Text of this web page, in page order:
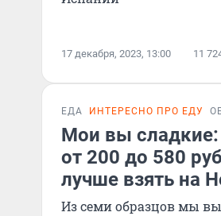
17 декабря, 2023, 13:00 11
ЕДА ИНТЕРЕСНО ПРО ЕДУ
Мои вы сладкие:
от 200 до 580
лучше взять на
Из семи образцов мы